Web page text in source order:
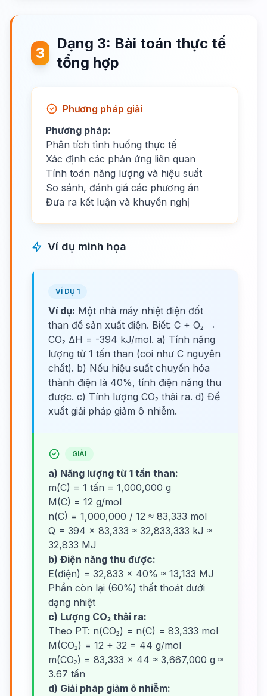
3
Dạng 3: Bài toán thực tế
tổng hợp
Phương pháp giải
Phương pháp:
Phân tích tình huống thực tế
Xác định các phản ứng liên quan
Tính toán năng lượng và hiệu suất
So sánh, đánh giá các phương án
Đưa ra kết luận và khuyến nghị
Ví dụ minh họa
VÍ DỤ 1
Ví dụ: Một nhà máy nhiệt điện đốt
than để sản xuất điện. Biết: C + O₂ →
CO₂ ΔH = -394 kJ/mol. a) Tính năng
lượng từ 1 tấn than (coi như C nguyên
chất). b) Nếu hiệu suất chuyển hóa
thành điện là 40%, tính điện năng thu
được. c) Tính lượng CO₂ thải ra. d) Đề
xuất giải pháp giảm ô nhiễm.
GIẢI
a) Năng lượng từ 1 tấn than:
m(C) = 1 tấn = 1,000,000 g
M(C) = 12 g/mol
n(C) = 1,000,000 / 12 ≈ 83,333 mol
Q = 394 × 83,333 ≈ 32,833,333 kJ ≈
32,833 MJ
b) Điện năng thu được:
E(điện) = 32,833 × 40% ≈ 13,133 MJ
Phần còn lại (60%) thất thoát dưới
dạng nhiệt
c) Lượng CO₂ thải ra:
Theo PT: n(CO₂) = n(C) = 83,333 mol
M(CO₂) = 12 + 32 = 44 g/mol
m(CO₂) = 83,333 × 44 ≈ 3,667,000 g ≈
3.67 tấn
d) Giải pháp giảm ô nhiễm: